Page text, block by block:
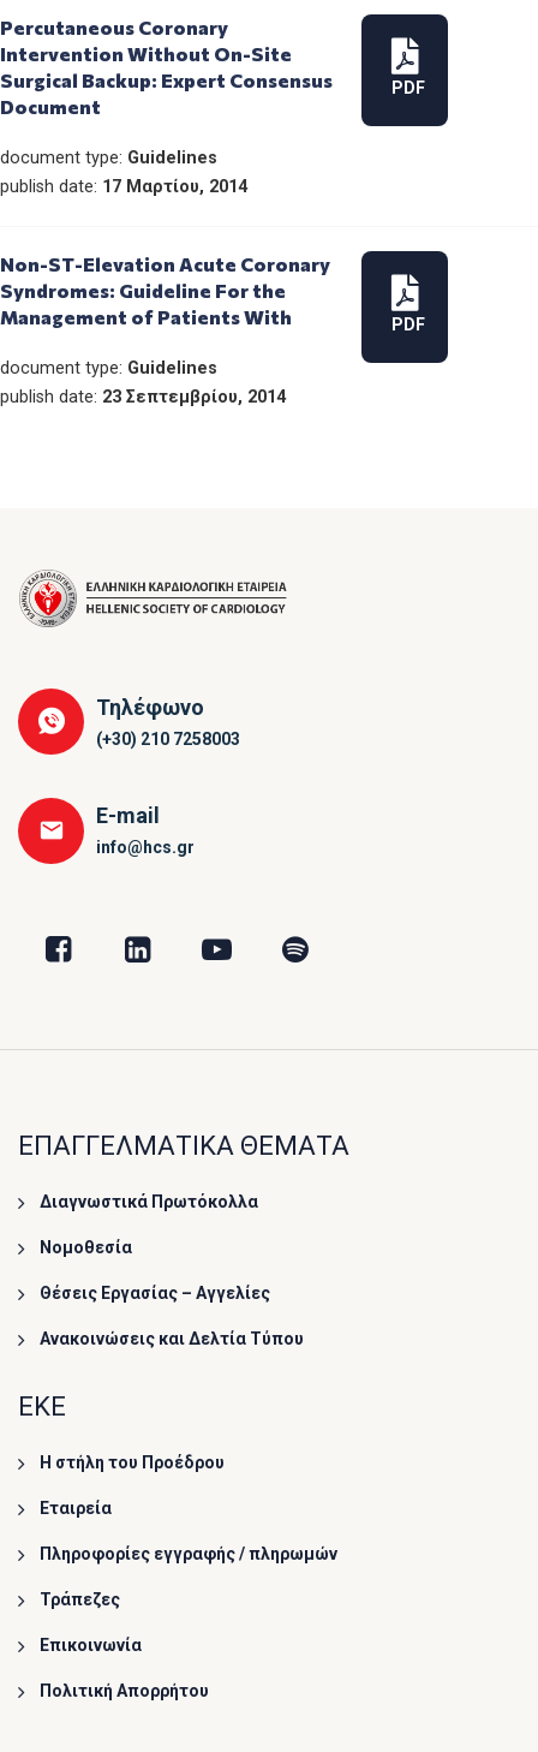
Percutaneous Coronary
Intervention Without On-Site
Surgical Backup: Expert Consensus
Document
document type: Guidelines
publish date: 17 Μαρτίου, 2014
PDF
Non-ST-Elevation Acute Coronary
Syndromes: Guideline For the
Management of Patients With
document type: Guidelines
publish date: 23 Σεπτεμβρίου, 2014
PDF
Τηλέφωνο
(+30) 210 7258003
E-mail
info@hcs.gr
ΕΠΑΓΓΕΛΜΑΤΙΚΑ ΘΕΜΑΤΑ
Διαγνωστικά Πρωτόκολλα
Νομοθεσία
Θέσεις Εργασίας – Αγγελίες
Ανακοινώσεις και Δελτία Τύπου
ΕΚΕ
Η στήλη του Προέδρου
Εταιρεία
Πληροφορίες εγγραφής / πληρωμών
Τράπεζες
Επικοινωνία
Πολιτική Απορρήτου